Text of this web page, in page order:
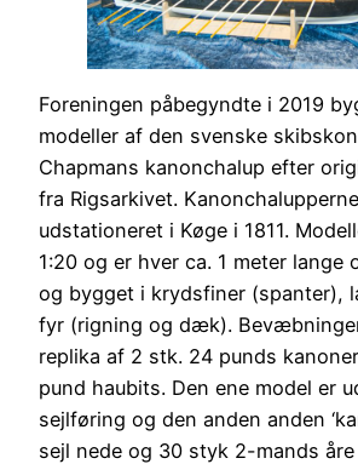
Foreningen påbegyndte i 2019
modeller af den svenske
Chapmans kanonchalup efter
fra Rigsarkivet.
udstationeret i Køge i 1811.
1:20 og er hver ca. 1 meter lange
og bygget i krydsfiner (spanter),
fyr (rigning og dæk).
replika af 2 stk. 24 punds
pund haubits. Den ene model er
sejlføring og den anden anden
sejl nede og 30 styk 2-mands åre